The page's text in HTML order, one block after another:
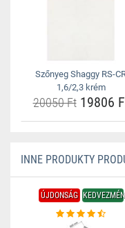
Szőnyeg Shaggy RS-
1,6/2,3 krém
20050 Ft19806
INNE PRODUKTY
ÚJDONSÁG